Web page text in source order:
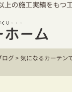
上の施工実績をもつ
HOME
ログ>気になるカーテン